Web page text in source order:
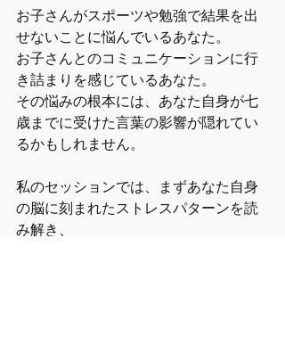
お子さんがスポーツや勉強で結果を出
せないことに悩んでいるあなた。
お子さんとのコミュニケーションに行
き詰まりを感じているあなた。
その悩みの根本には、あなた自身が七
歳までに受けた言葉の影響が隠れてい
るかもしれません。
私のセッションでは、まずあなた自身
の脳に刻まれたストレスパターンを読
み解き、